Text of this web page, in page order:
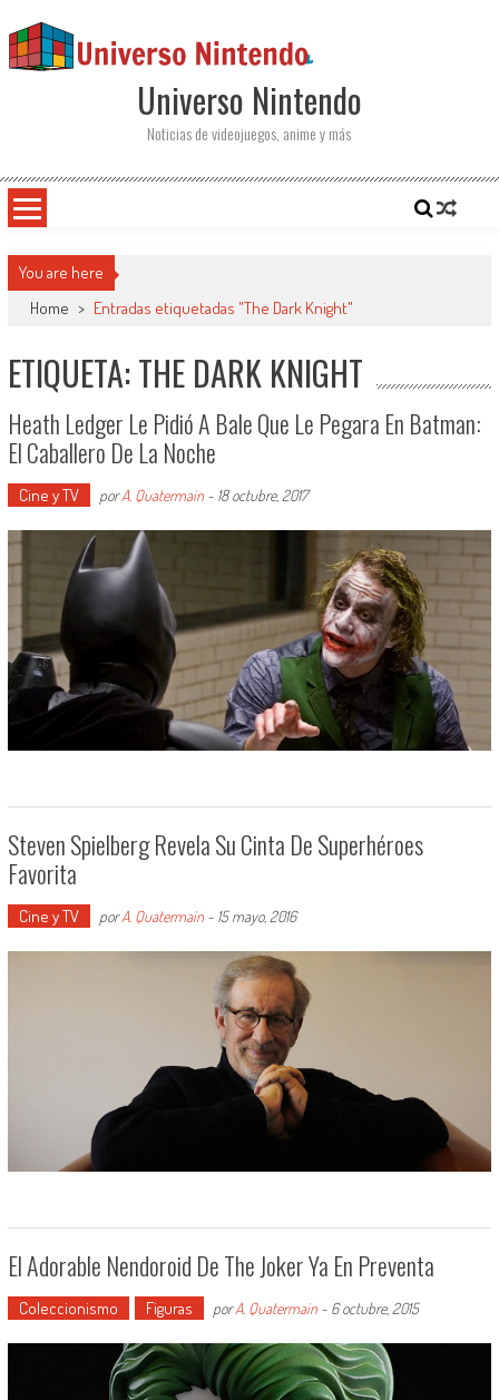
Universo Nintendo
Noticias de videojuegos, anime y más
You are here
Home > Entradas etiquetadas "The Dark Knight"
ETIQUETA: THE DARK KNIGHT
Heath Ledger Le Pidió A Bale Que Le Pegara En Batman:
El Caballero De La Noche
Cine y TV porA. Quatermain- 18 octubre, 2017
Steven Spielberg Revela Su Cinta De Superhéroes
Favorita
Cine y TV porA. Quatermain- 15 mayo, 2016
El Adorable Nendoroid De The Joker Ya En Preventa
Coleccionismo Figuras porA. Quatermain- 6 octubre, 2015